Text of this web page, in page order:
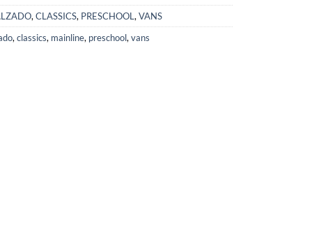
, CLASSICS, PRESCHOOL , VANS
, classics, mainline, preschool, vans